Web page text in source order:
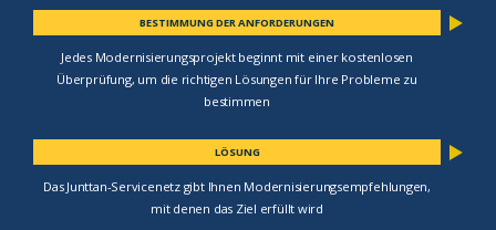
BESTIMMUNG DER ANFORDERUNGEN
Jedes Modernisierungsprojekt beginnt mit einer kostenlosen
Überprüfung, um die richtigen Lösungen für Ihre Probleme zu
bestimmen
LÖSUNG
Das Junttan-Servicenetz gibt Ihnen Modernisierungsempfehlungen,
mit denen das Ziel erfüllt wird